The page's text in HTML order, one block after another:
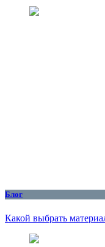
Блог
Какой выбрать